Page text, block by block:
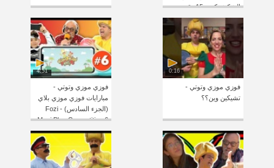
الشكشوكة – 15 دقيقة
0:16
فوزي موزي وتوتي -
تشيكين وين؟؟
4:51
فوزي موزي وتوتي -
مبارايات فوزي موزي بلاي
(الجزء السادس) - Fozi
Mozi Play Competition 6